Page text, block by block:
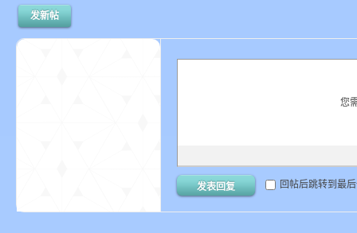
发新帖
您
发表回复 回帖后跳转到最